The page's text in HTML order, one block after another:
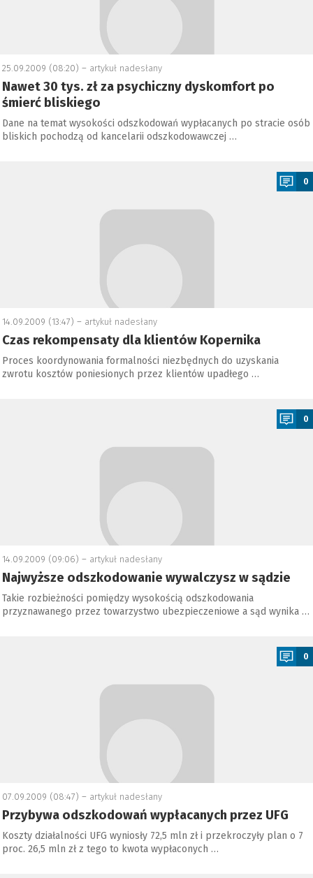
25.09.2009 (08:20) – artykuł nadesłany
Nawet 30 tys. zł za psychiczny dyskomfort po
śmierć bliskiego
Dane na temat wysokości odszkodowań wypłacanych po stracie osób
bliskich pochodzą od kancelarii odszkodowawczej …
0
14.09.2009 (13:47) – artykuł nadesłany
Czas rekompensaty dla klientów Kopernika
Proces koordynowania formalności niezbędnych do uzyskania
zwrotu kosztów poniesionych przez klientów upadłego …
0
14.09.2009 (09:06) – artykuł nadesłany
Najwyższe odszkodowanie wywalczysz w sądzie
Takie rozbieżności pomiędzy wysokością odszkodowania
przyznawanego przez towarzystwo ubezpieczeniowe a sąd wynika …
0
07.09.2009 (08:47) – artykuł nadesłany
Przybywa odszkodowań wypłacanych przez UFG
Koszty działalności UFG wyniosły 72,5 mln zł i przekroczyły plan o 7
proc. 26,5 mln zł z tego to kwota wypłaconych …